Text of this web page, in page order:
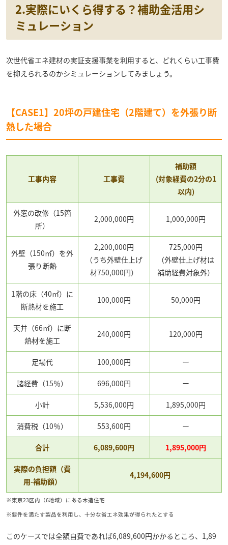
2.実際にいくら得する？補助金活用シ
ミュレーション
次世代省エネ建材の実証支援事業を利用すると、どれくらい工事費
を抑えられるのかシミュレーションしてみましょう。
【CASE1】20坪の戸建住宅（2階建て）を外張り断
熱した場合
工事内容 工事費
補助額
(対象経費の2分の1
以内)
外窓の改修（15箇
所）
2,000,000円 1,000,000円
外壁（150㎡）を外
張り断熱
2,200,000円
（うち外壁仕上げ
材750,000円）
725,000円
（外壁仕上げ材は
補助経費対象外）
1階の床（40㎡）に
断熱材を施工
100,000円 50,000円
天井（66㎡）に断
熱材を施工
240,000円 120,000円
足場代 100,000円 ー
諸経費（15％） 696,000円 ー
小計 5,536,000円 1,895,000円
消費税（10％） 553,600円 ー
合計 6,089,600円 1,895,000円
実際の負担額（費
用-補助額）
4,194,600円
※東京23区内（6地域）にある木造住宅
※要件を満たす製品を利用し、十分な省エネ効果が得られたとする
このケースでは全額自費であれば6,089,600円かかるところ、1,89